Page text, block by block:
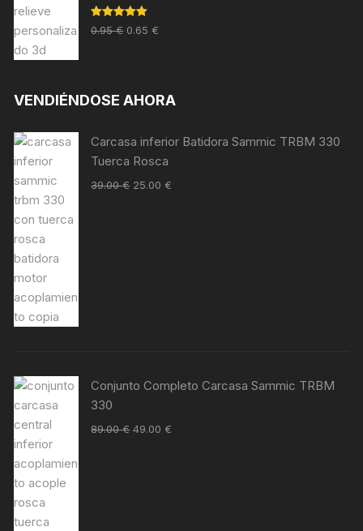
Valorado en
5.00de 5
0.95€ 0.65 €
VENDIÉNDOSE AHORA
Carcasa inferior Batidora Sammic TRBM 330
Tuerca Rosca
39.00€ 25.00 €
Conjunto Completo Carcasa Sammic TRBM
330
89.00€ 49.00 €